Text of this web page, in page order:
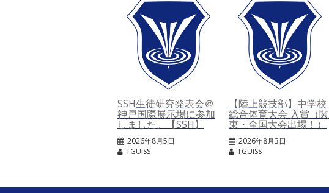
SSH生徒研究発表会＠
神戸国際展示場に参加
しました。【SSH】
2026年8月5日
TGUISS
【陸上競技部】中学校
総合体育大会 入賞（関
東・全国大会出場！）
2026年8月3日
TGUISS